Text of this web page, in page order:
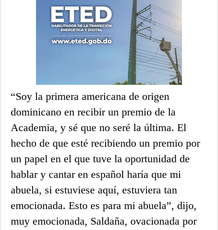
“Soy la primera americana de origen
dominicano en recibir un premio de la
Academia, y sé que no seré la última. El
hecho de que esté recibiendo un premio por
un papel en el que tuve la oportunidad de
hablar y cantar en español haría que mi
abuela, si estuviese aquí, estuviera tan
emocionada. Esto es para mi abuela”, dijo,
muy emocionada, Saldaña, ovacionada por